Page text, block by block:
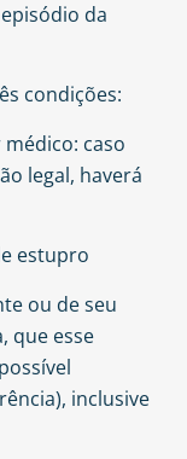
da
condições:
caso
legal, haverá
estupro
ou de seu
que esse
inclusive